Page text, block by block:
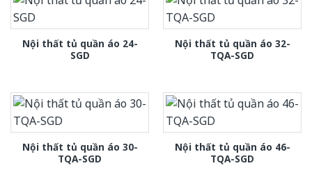
Nội thất tủ quần áo 24-
SGD
Nội thất tủ quần áo 32-
TQA-SGD
Nội thất tủ quần áo 30-
TQA-SGD
Nội thất tủ quần áo 46-
TQA-SGD